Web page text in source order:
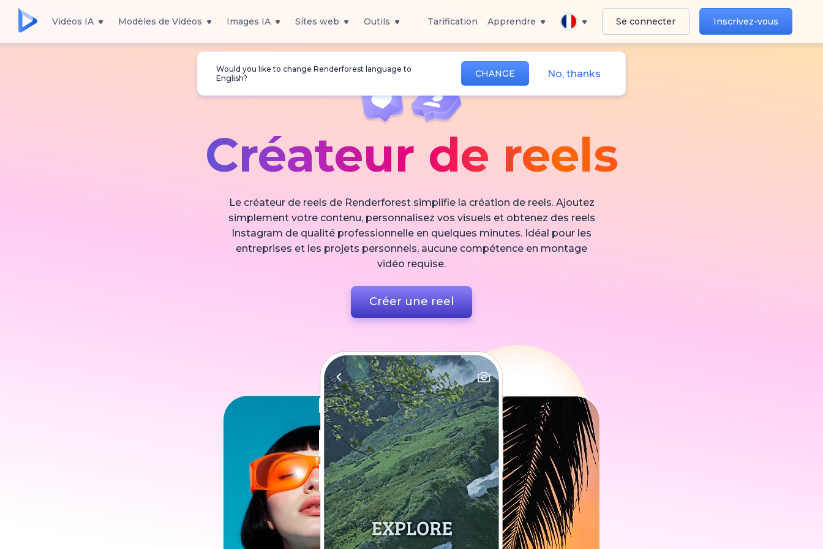
Vidéos IA Modèles de Vidéos Images IA Sites web Outils Tarification Apprendre Se connecter Inscrivez-vous
Would you like to change Renderforest language to
English?
CHANGE No, thanks
Créateur de reels
Le créateur de reels de Renderforest simplifie la création de reels. Ajoutez
simplement votre contenu, personnalisez vos visuels et obtenez des reels
Instagram de qualité professionnelle en quelques minutes. Idéal pour les
entreprises et les projets personnels, aucune compétence en montage
vidéo requise.
Créer une reel